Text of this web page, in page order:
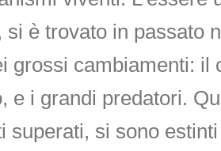
si è trovato in passato
grossi cambiamenti: il
e i grandi predatori.
superati, si sono